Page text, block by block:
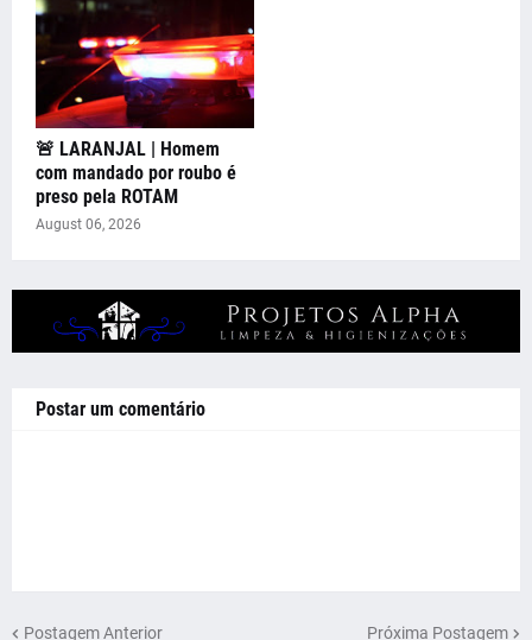
🚨 LARANJAL | Homem
com mandado por roubo é
preso pela ROTAM
August 06, 2026
Postar um comentário
Postagem Anterior Próxima Postagem